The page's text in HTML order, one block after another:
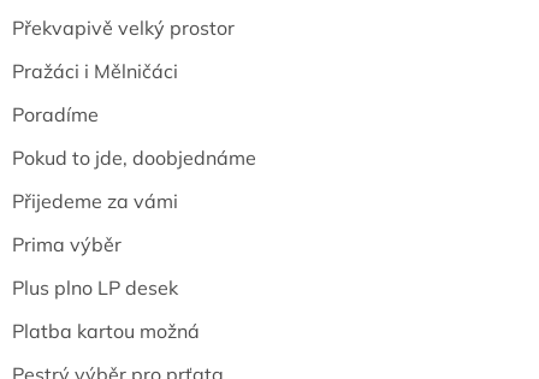
Překvapivě velký prostor
Pražáci i Mělničáci
Poradíme
Pokud to jde, doobjednáme
Přijedeme za vámi
Prima výběr
Plus plno LP desek
Platba kartou možná
Pestrý výběr pro prťata